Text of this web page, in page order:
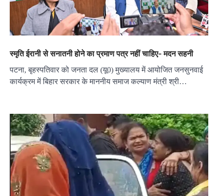
स्मृति ईरानी से सनातनी होने का प्रमाण पत्र नहीं चाहिए- मदन सहनी
पटना, बृहस्पतिवार को जनता दल (यू0) मुख्यालय में आयोजित जनसुनवाई
कार्यक्रम में बिहार सरकार के माननीय समाज कल्याण मंत्री श्री…